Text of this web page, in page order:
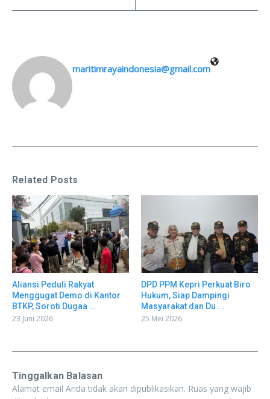
maritimrayaindonesia@gmail.com
Related Posts
Aliansi Peduli Rakyat
Menggugat Demo di Kantor
BTKP, Soroti Dugaa ...
23 Juni 2026
DPD PPM Kepri Perkuat Biro
Hukum, Siap Dampingi
Masyarakat dan Du ...
25 Mei 2026
Tinggalkan Balasan
Alamat email Anda tidak akan dipublikasikan. Ruas yang wajib